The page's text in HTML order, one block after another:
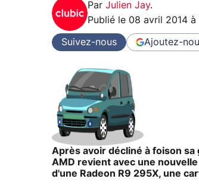
Par Julien Jay.
Publié le 08 avril 2014 à
Suivez-nous Ajoutez-
Après avoir décliné à foison
AMD revient avec une
d'une Radeon R9 295X, une